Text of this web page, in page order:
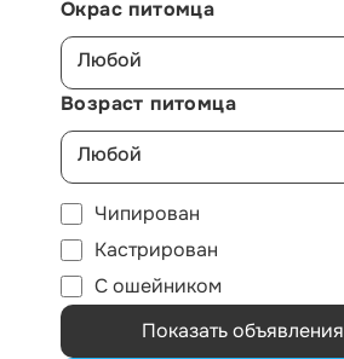
Окрас питомца
Любой
Возраст питомца
Любой
Чипирован
Кастрирован
С ошейником
Показать объявления